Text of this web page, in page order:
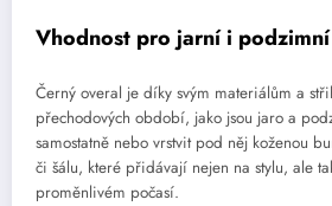
Vhodnost pro jarní i
Černý overal je díky svým materiálům a
přechodových období, jako jsou jaro a
samostatně nebo vrstvit pod něj koženou
či šálu, které přidávají nejen na stylu, ale
proměnlivém počasí.